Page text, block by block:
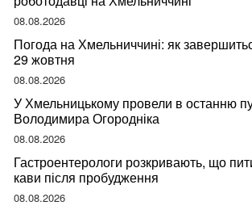
08.08.2026
Погода на Хмельниччині: як
29 жовтня
08.08.2026
У Хмельницькому провели в останню
Володимира Огородніка
08.08.2026
Гастроентерологи розкривають, що
кави після пробудження
08.08.2026